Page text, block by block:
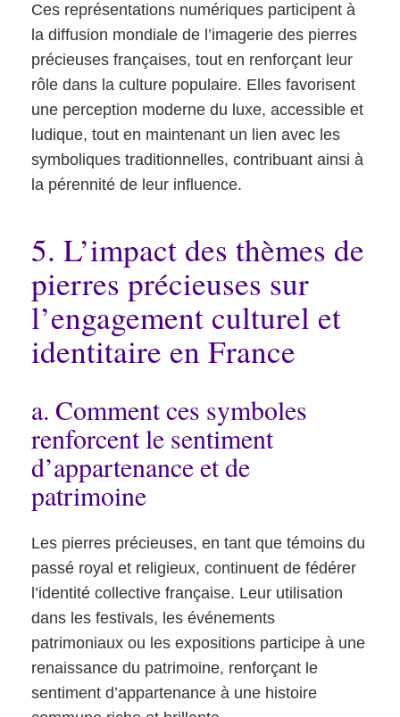
Ces représentations numériques participent à
la diffusion mondiale de l’imagerie des pierres
précieuses françaises, tout en renforçant leur
rôle dans la culture populaire. Elles favorisent
une perception moderne du luxe, accessible et
ludique, tout en maintenant un lien avec les
symboliques traditionnelles, contribuant ainsi à
la pérennité de leur influence.
5. L’impact des thèmes de
pierres précieuses sur
l’engagement culturel et
identitaire en France
a. Comment ces symboles
renforcent le sentiment
d’appartenance et de
patrimoine
Les pierres précieuses, en tant que témoins du
passé royal et religieux, continuent de fédérer
l’identité collective française. Leur utilisation
dans les festivals, les événements
patrimoniaux ou les expositions participe à une
renaissance du patrimoine, renforçant le
sentiment d’appartenance à une histoire